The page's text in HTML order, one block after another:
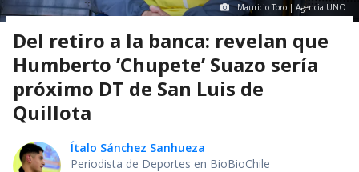
Mauricio Toro | Agencia UNO
Del retiro a la banca: revelan que
Humberto ’Chupete’ Suazo sería
próximo DT de San Luis de
Quillota
Ítalo Sánchez Sanhueza
Periodista de Deportes en BioBioChile